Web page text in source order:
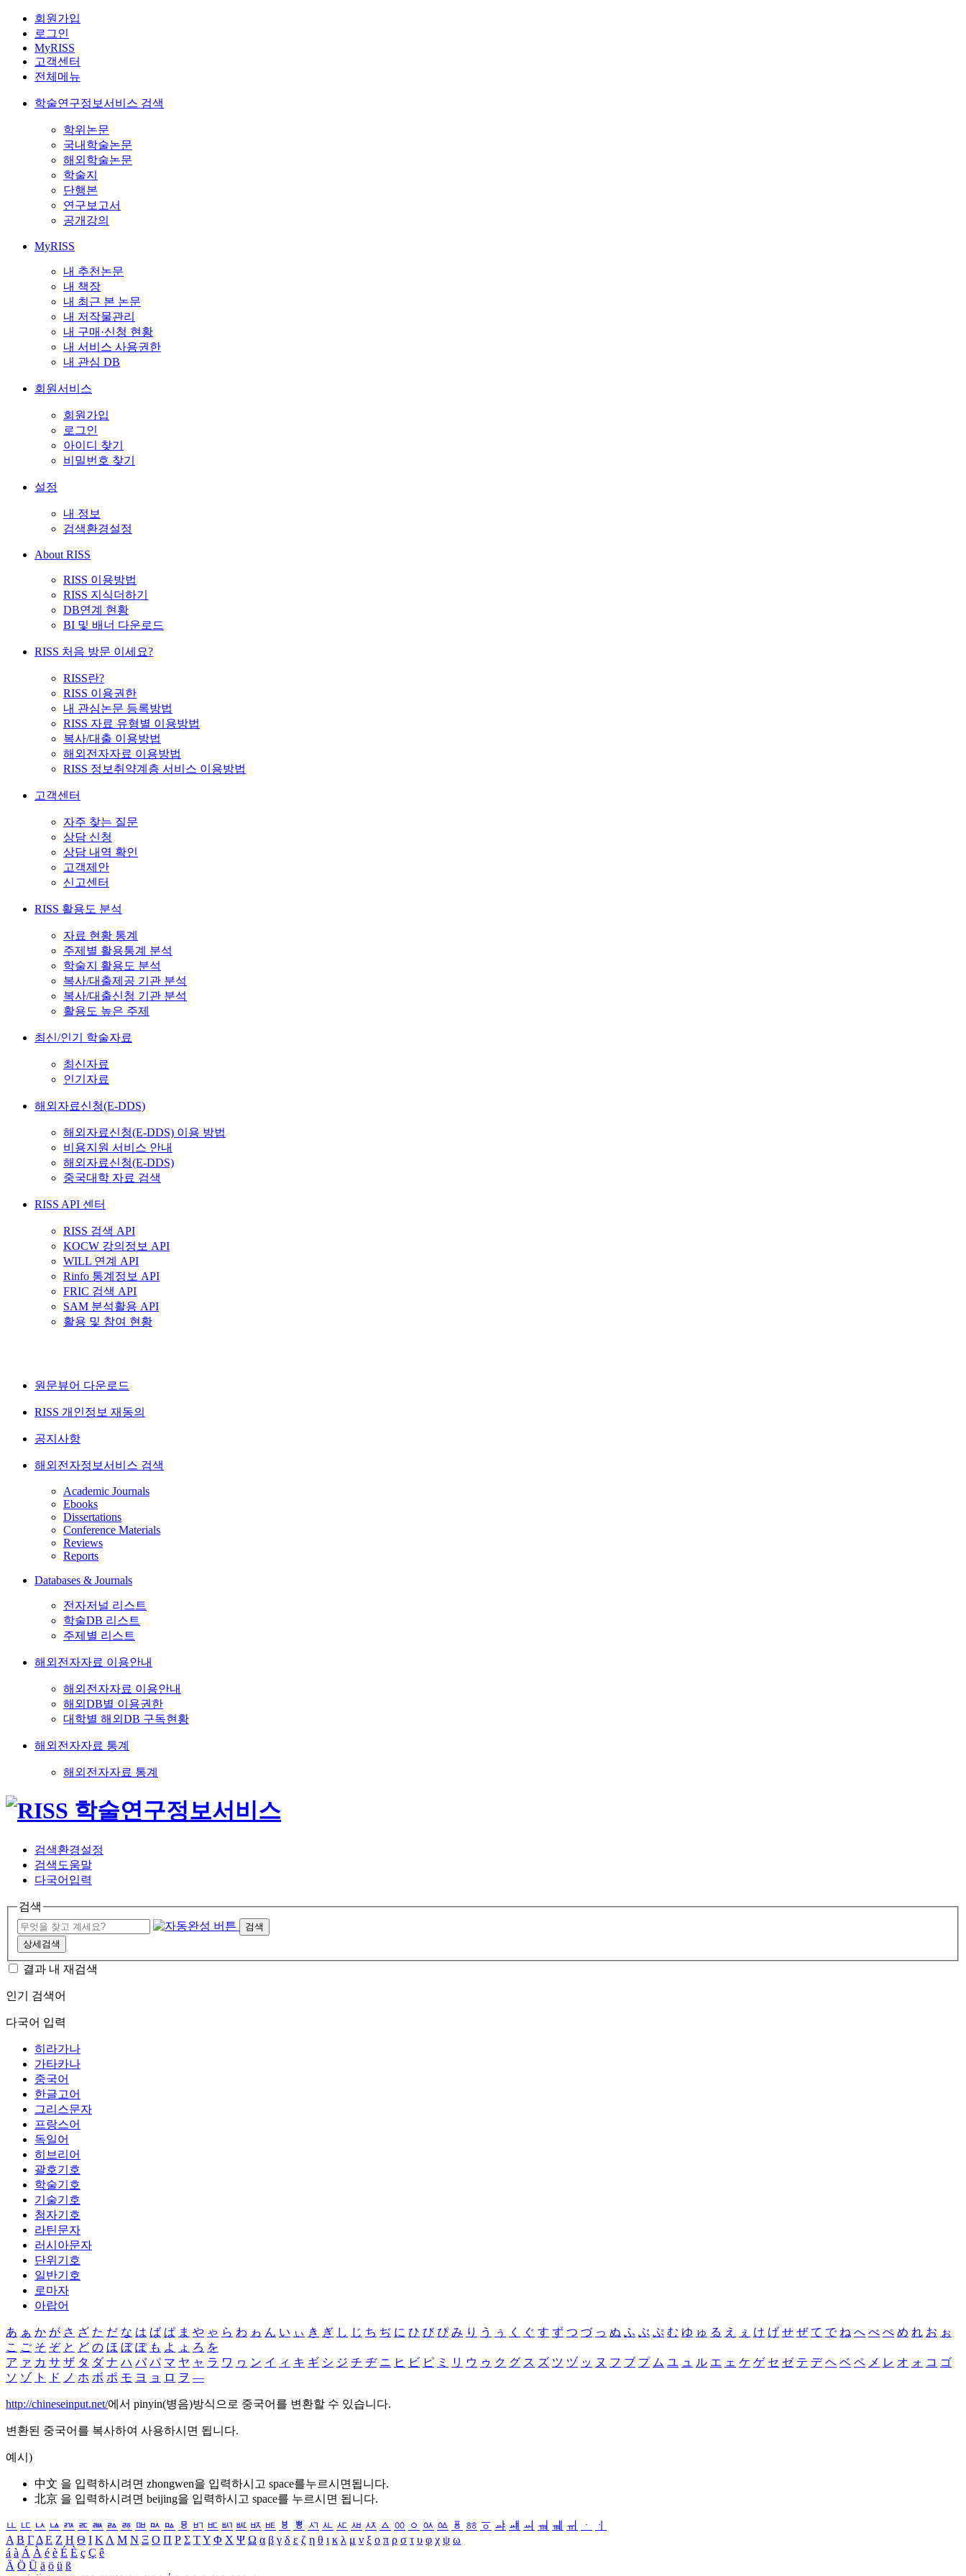
회원가입
로그인
MyRISS
고객센터
전체메뉴
학술연구정보서비스 검색
학위논문
국내학술논문
해외학술논문
학술지
단행본
연구보고서
공개강의
MyRISS
내 추천논문
내 책장
내 최근 본 논문
내 저작물관리
내 구매·신청 현황
내 서비스 사용권한
내 관심 DB
회원서비스
회원가입
로그인
아이디 찾기
비밀번호 찾기
설정
내 정보
검색환경설정
About RISS
RISS 이용방법
RISS 지식더하기
DB연계 현황
BI 및 배너 다운로드
RISS 처음 방문 이세요?
RISS란?
RISS 이용권한
내 관심논문 등록방법
RISS 자료 유형별 이용방법
복사/대출 이용방법
해외전자자료 이용방법
RISS 정보취약계층 서비스 이용방법
고객센터
자주 찾는 질문
상담 신청
상담 내역 확인
고객제안
신고센터
RISS 활용도 분석
자료 현황 통계
주제별 활용통계 분석
학술지 활용도 분석
복사/대출제공 기관 분석
복사/대출신청 기관 분석
활용도 높은 주제
최신/인기 학술자료
최신자료
인기자료
해외자료신청(E-DDS)
해외자료신청(E-DDS) 이용 방법
비용지원 서비스 안내
해외자료신청(E-DDS)
중국대학 자료 검색
RISS API 센터
RISS 검색 API
KOCW 강의정보 API
WILL 연계 API
Rinfo 통계정보 API
FRIC 검색 API
SAM 분석활용 API
활용 및 참여 현황
원문뷰어 다운로드
RISS 개인정보 재동의
공지사항
해외전자정보서비스 검색
Academic Journals
Ebooks
Dissertations
Conference Materials
Reviews
Reports
Databases & Journals
전자저널 리스트
학술DB 리스트
주제별 리스트
해외전자자료 이용안내
해외전자자료 이용안내
해외DB별 이용권한
대학별 해외DB 구독현황
해외전자자료 통계
해외전자자료 통계
검색환경설정
검색도움말
다국어입력
검색
검색
상세검색
결과 내 재검색
인기 검색어
다국어 입력
히라가나
가타카나
중국어
한글고어
그리스문자
프랑스어
독일어
히브리어
괄호기호
학술기호
기술기호
첨자기호
라틴문자
러시아문자
단위기호
일반기호
로마자
아랍어
あ ぁ か が さ ざ た だ な は ば ぱ ま や ゃ ら わ ゎ ん い ぃ き ぎ し じ ち ぢ に ひ び ぴ み り う ぅ く ぐ す ず つ づ っ ぬ ふ ぶ ぷ む ゆ ゅ る え ぇ け げ せ ぜ て で ね へ べ ぺ め れ お ぉ
こ ご そ ぞ と ど の ほ ぼ ぽ も よ ょ ろ を
ア ァ カ サ ザ タ ダ ナ ハ バ パ マ ヤ ャ ラ ワ ヮ ン イ ィ キ ギ シ ジ チ ヂ ニ ヒ ビ ピ ミ リ ウ ゥ ク グ ス ズ ツ ヅ ッ ヌ フ ブ プ ム ユ ュ ル エ ェ ケ ゲ セ ゼ テ デ ヘ ベ ペ メ レ オ ォ コ ゴ
ソ ゾ ト ド ノ ホ ボ ポ モ ヨ ョ ロ ヲ ―
http://chineseinput.net/에서 pinyin(병음)방식으로 중국어를 변환할 수 있습니다.
변환된 중국어를 복사하여 사용하시면 됩니다.
예시)
中文 을 입력하시려면 zhongwen을 입력하시고 space를누르시면됩니다.
北京 을 입력하시려면 beijing을 입력하시고 space를 누르시면 됩니다.
ㅥ ㅦ ㅧ ㅨ ㅩ ㅪ ㅫ ㅬ ㅭ ㅮ ㅯ ㅰ ㅱ ㅲ ㅳ ㅴ ㅵ ㅶ ㅷ ㅸ ㅹ ㅺ ㅻ ㅼ ㅽ ㅾ ㅿ ㆀ ㆁ ㆂ ㆃ ㆄ ㆅ ㆆ ㆇ ㆈ ㆉ ㆊ ㆋ ㆌ ㆍ
ㆎ
Α Β ΓΔ Ε Ζ Η Θ Ι ΚΛ Μ Ν Ξ Ο Π Ρ Σ ΤΥ Φ Χ Ψ Ω α β γ δ ε ζ η θ ι κ λ μ ν ξ ο π ρ σ τ υ φ χ ψ ω
á à Á À é è É È ç Ç ê
Ä Ö Ü ä ö ü ß